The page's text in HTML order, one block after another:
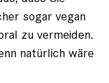
sogar vegan
zu vermeiden.
natürlich wäre